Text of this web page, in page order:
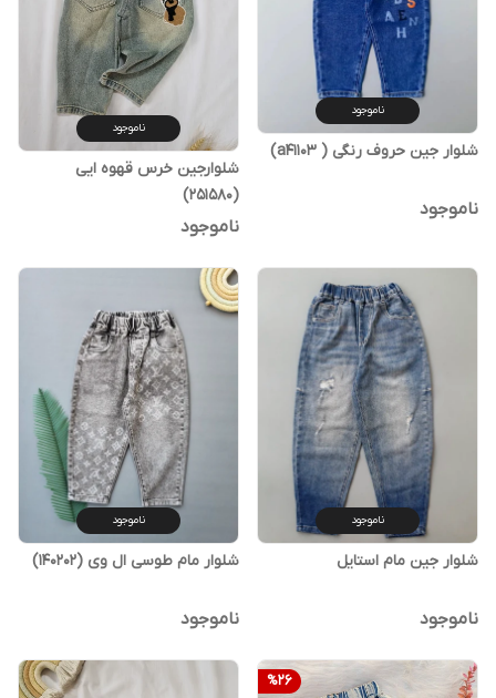
ناموجود
شلوار جین حروف رنگی ( a41103)
ناموجود
ناموجود
شلوارجین خرس قهوه ایی
(251580)
ناموجود
ناموجود
شلوار جین مام استایل
ناموجود
ناموجود
شلوار مام طوسی ال وی (140202)
ناموجود
%26